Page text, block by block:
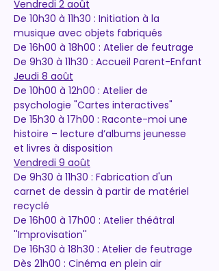
Vendredi 2 août
De 10h30 à 11h30 : Initiation à la
musique avec objets fabriqués
De 16h00 à 18h00 : Atelier de feutrage
De 9h30 à 11h30 : Accueil Parent-Enfant
Jeudi 8 août
De 10h00 à 12h00 : Atelier de
psychologie "Cartes interactives"
De 15h30 à 17h00 : Raconte-moi une
histoire – lecture d’albums jeunesse
et livres à disposition
Vendredi 9 août
De 9h30 à 11h30 : Fabrication d'un
carnet de dessin à partir de matériel
recyclé
De 16h00 à 17h00 : Atelier théâtral
''Improvisation''
De 16h30 à 18h30 : Atelier de feutrage
Dès 21h00 : Cinéma en plein air